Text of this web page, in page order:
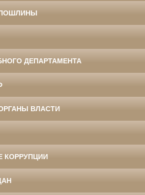
ДЕПАРТАМЕНТА
ВЛАСТИ
КОРРУПЦИИ